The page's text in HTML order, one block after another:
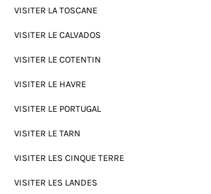
VISITER LA TOSCANE
VISITER LE CALVADOS
VISITER LE COTENTIN
VISITER LE HAVRE
VISITER LE PORTUGAL
VISITER LE TARN
VISITER LES CINQUE TERRE
VISITER LES LANDES